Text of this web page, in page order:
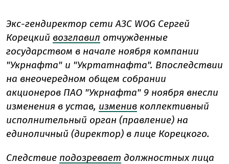
Экс-гендиректор сети АЗС WOG Сергей
Корецкий возглавил отчужденные
государством в начале ноября компании
"Укрнафта" и "Укртатнафта". Впоследствии
на внеочередном общем собрании
акционеров ПАО "Укрнафта" 9 ноября внесли
изменения в устав, изменив коллективный
исполнительный орган (правление) на
единоличный (директор) в лице Корецкого.
Следствие подозревает должностных лица